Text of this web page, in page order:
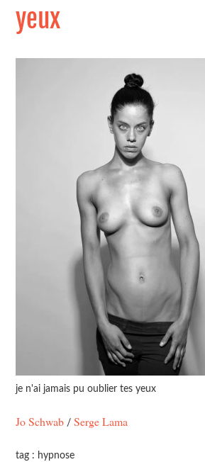
yeux
je n'ai jamais pu oublier tes yeux
Jo Schwab /Serge Lama
tag : hypnose